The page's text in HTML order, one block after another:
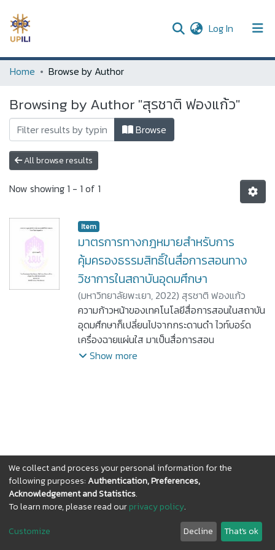
Log In (current)
UPDC
All of DSpace
Home Browse by Author
Browsing by Author "สุรชาติ ฟองแก้ว"
Browse
All browse results
Now showing 1 - 1 of 1
Item
มาตรการทางกฎหมายสำหรับการ
คุ้มครองธรรมสิทธิ์ในสื่อการสอนทาง
วิชาการในสถาบันอุดมศึกษา
(มหาวิทยาลัยพะเยา, 2022) สุรชาติ ฟองแก้ว
ความก้าวหน้าของเทคโนโลยีสื่อการสอนในสถาบัน
อุดมศึกษาก็เปลี่ยนไปจากกระดานดำ ไวท์บอร์ด
เครื่องฉายแผ่นใส มาเป็นสื่อการสอน
อิเล็กทรอนิกส์ เช่น สไลด์ เพาเวอร์พ้อยท์ และการ
จากอนุสัญญากรุงเบอร์น ค.ศ. 1971 และความตก
ลงทริปส์ ซึ่งยังไม่มีบทบัญญัติโทษของการละเมิด
ธรรมสิทธิ์ และการลงโทษผู้ที่ละเมิดธรรมสิทธิ์ที่
ชัดเจน ผู้วิจัยจึงทำการศึกษากฎหมายดังกล่าว
เปรียบเทียบกับกฎหมายลิขสิทธิ์ของประเทศ
ออสเตรเลียในประเด็น การคุ้มครองธรรมสิทธิ์ การ
โอนธรรมสิทธิ์ อายุของการคุ้มครองธรรมสิทธิ์ และ
Show more
DSpace softwarecopyright © 2002-2026
Cookie
End User
Agreement
Send
Feedback
We collect and process your personal information for the
following purposes:Authentication, Preferences,
Acknowledgement and Statistics.
To learn more, please read ourprivacy policy.
Customize
Decline That's ok